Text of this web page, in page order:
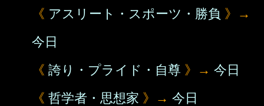
《 アスリート・スポーツ・勝負 》→
今日
《 誇り・プライド・自尊 》→ 今日
《 哲学者・思想家 》→ 今日